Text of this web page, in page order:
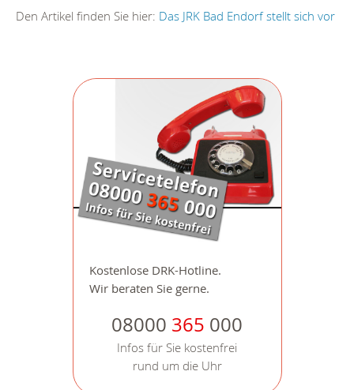
Den Artikel finden Sie hier: Das JRK Bad Endorf stellt sich vor
Kostenlose DRK-Hotline.
Wir beraten Sie gerne.
08000 365 000
Infos für Sie kostenfrei
rund um die Uhr